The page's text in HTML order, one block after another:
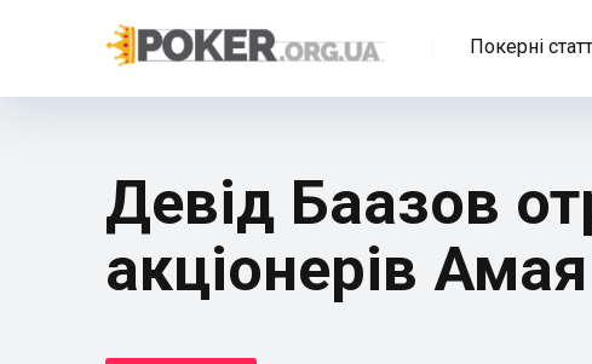
Покерні
Девід Баазов
акціонерів Амая